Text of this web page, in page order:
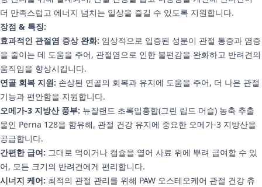
더 만족스럽고 에너지 넘치는 일상을 즐길 수 있도록 지원합니다.
장점 & 특징:
효과적인 관절염 증상 완화: 임상적으로 입증된 성분이 관절 통증과 염증
을 줄이는 데 도움을 주어, 관절염으로 인한 불편감을 완화하고 반려견의
움직임을 향상시킵니다.
연골 회복 지원: 손상된 연골의 회복과 유지에 도움을 주어, 더 나은 관절
기능과 편안함을 지원합니다.
오메가-3 지방산 풍부: 뉴질랜드 초록입홍합(그린 립드 머슬) 농축 추출
물인 Perna 128을 함유해, 관절 건강 유지에 중요한 오메가-3 지방산을
공급합니다.
간편한 급여: 그대로 먹이거나 캡슐을 열어 사료 위에 뿌려 급여할 수 있
어, 모든 크기의 반려견에게 편리합니다.
시너지 케어: 최적의 관절 관리를 위해 PAW 오스테오케어 관절 건강 츄